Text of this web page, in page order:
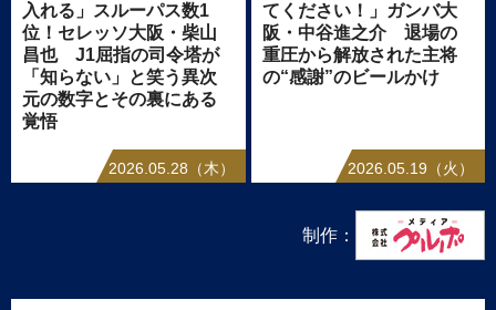
入れる」スルーパス数1
位！セレッソ大阪・柴山
昌也 J1屈指の司令塔が
「知らない」と笑う異次
元の数字とその裏にある
覚悟
2026.05.28（木）
てください！」ガンバ大
阪・中谷進之介 退場の
重圧から解放された主将
の“感謝”のビールかけ
2026.05.19（火）
制作：